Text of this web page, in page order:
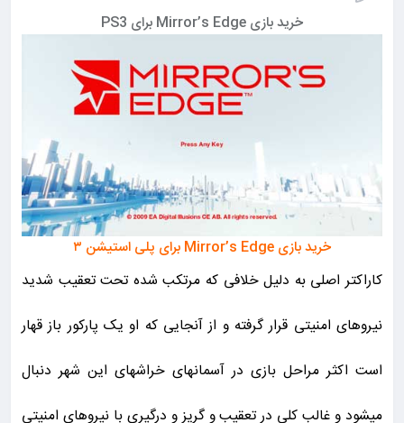
خرید بازی Mirror’s Edge برای PS3
خرید بازی Mirror’s Edge برای پلی استیشن ۳
کاراکتر اصلی به دلیل خلافی که مرتکب شده تحت تعقیب شدید
نیروهای امنیتی قرار گرفته و از آنجایی که او یک پارکور باز قهار
است اکثر مراحل بازی در آسمانهای خراشهای این شهر دنبال
میشود و غالب کلی در تعقیب و گریز و درگیری با نیروهای امنیتی